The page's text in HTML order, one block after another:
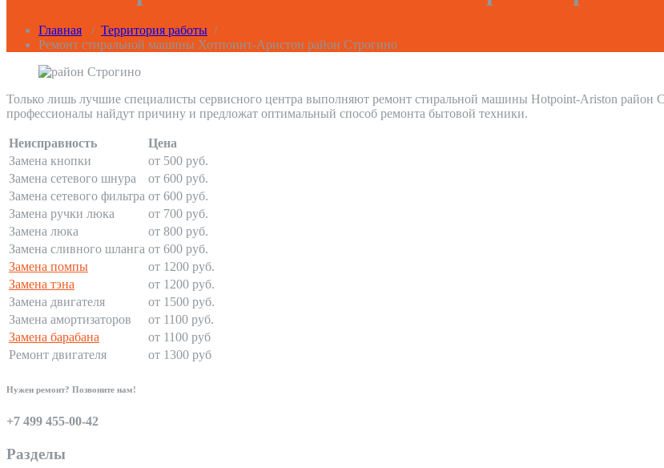
Главная / Территория работы /
Ремонт стиральной машины Хотпоинт-Аристон район Строгино
Только лишь лучшие специалисты сервисного центра выполняют ремонт стиральной машины Hotpoint-Ariston
профессионалы найдут причину и предложат оптимальный способ ремонта бытовой техники.
Неисправность
Цена
Замена кнопки
от 500 руб.
Замена сетевого шнура
от 600 руб.
Замена сетевого фильтра от 600 руб.
Замена ручки люка
от 700 руб.
Замена люка
от 800 руб.
Замена сливного шланга от 600 руб.
Замена помпы
от 1200 руб.
Замена тэна
от 1200 руб.
Замена двигателя
от 1500 руб.
Замена амортизаторов
от 1100 руб.
Замена барабана
от 1100 руб
Ремонт двигателя
от 1300 руб
Нужен ремонт? Позвоните нам!
+7 499 455-00-42
Разделы